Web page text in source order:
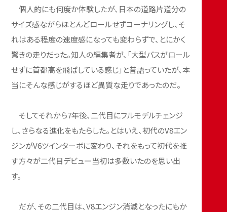
個人的にも何度か体験したが、日本の道路片道分の
サイズ感ながらほとんどロールせずコーナリングし、そ
れはある程度の速度感になっても変わらずで、とにかく
驚きの走りだった。知人の編集者が、「大型バスがロール
せずに首都高を飛ばしている感じ」と昔語っていたが、本
当にそんな感じがするほど異質な走りであったのだ。
そしてそれから7年後、二代目にフルモデルチェンジ
し、さらなる進化をもたらした。とはいえ、初代のV8エン
ジンがV6ツインターボに変わり、それをもって初代を推
す方々が二代目デビュー当初は多数いたのを思い出
す。
だが、その二代目は、V8エンジン消滅となったにもか